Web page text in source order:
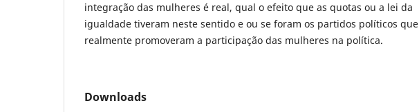
integração das mulheres é real, qual o efeito que as quotas ou a lei da
igualdade tiveram neste sentido e ou se foram os partidos políticos que
realmente promoveram a participação das mulheres na política.
Downloads